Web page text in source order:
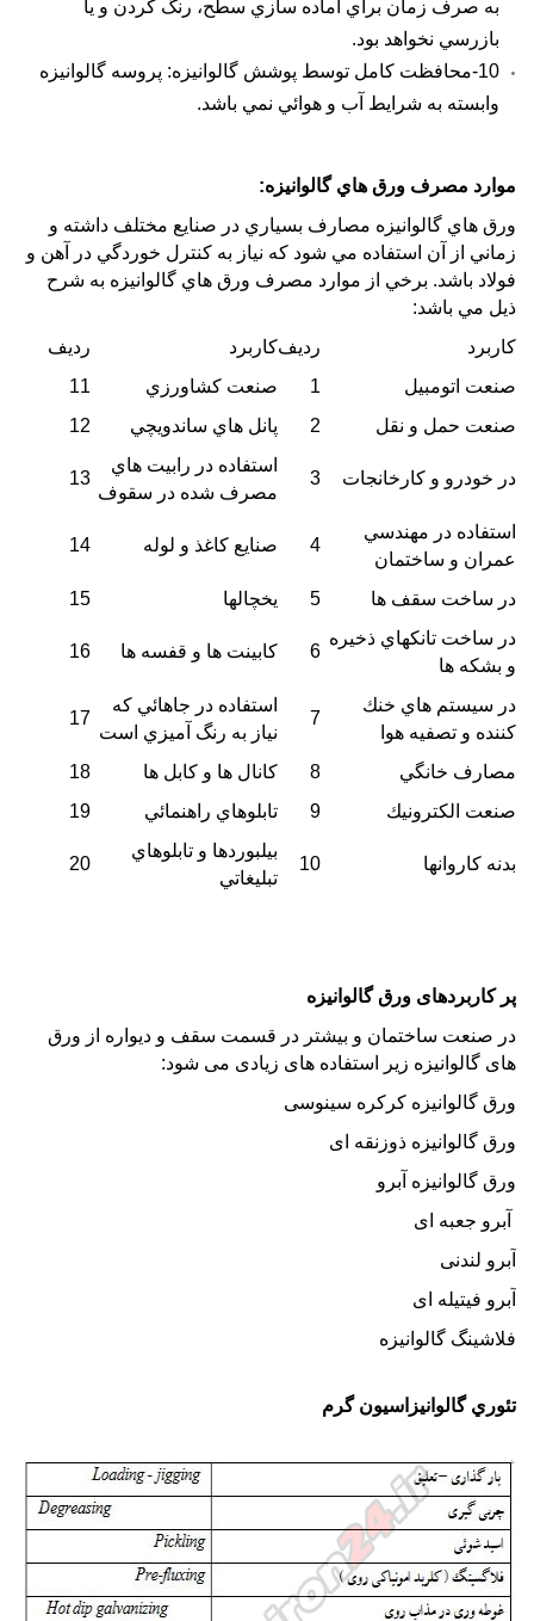
به صرف زمان براي آماده سازي سطح، رنگ كردن و يا
بازرسي نخواهد بود.
10-محافظت كامل توسط پوشش گالوانيزه: پروسه گالوانيزه
وابسته به شرايط آب و هوائي نمي باشد.
موارد مصرف ورق هايگالوانيزه:
ورق هاي گالوانيزه مصارف بسياري در صنايع مختلف داشته و
زماني از آن استفاده مي شود كه نياز به كنترل خوردگي در آهن و
فولاد باشد. برخي از موارد مصرف ورق هاي گالوانيزه به شرح
ذيل مي باشد:
كاربرد
رديفكاربرد
رديف
صنعت اتومبيل
1 صنعت كشاورزي
11
صنعت حمل و نقل
2 پانل هاي ساندويچي 12
در خودرو و كارخانجات 3
استفاده در رابيت هاي
مصرف شده در سقوف
13
استفاده در مهندسي
عمران و ساختمان
4 صنايع كاغذ و لوله 14
در ساخت سقف ها 5 يخچالها
15
در ساخت تانكهاي ذخيره
و بشكه ها
6 كابينت ها و قفسه ها 16
در سيستم هاي خنك
كننده و تصفيه هوا
7
استفاده در جاهائي كه
نياز به رنگ آميزي است
17
مصارف خانگي 8 كانال ها و كابل ها
18
صنعت الكترونيك
9 تابلوهاي راهنمائي 19
بدنه كاروانها 10
بيلبوردها و تابلوهاي
تبليغاتي
20
پر کاربردهای ورق گالوانیزه
در صنعت ساختمان و بیشتر در قسمت سقف و دیواره از ورق
های گالوانیزه زیر استفاده های زیادی می شود:
ورق گالوانیزه کرکره سینوسی
ورق گالوانیزه ذوزنقه ای
ورق گالوانیزه آبرو
آبرو جعبه ای
آبرو لندنی
آبرو فیتیله ای
فلاشینگ گالوانیزه
تئوري گالوانيزاسيون گرم